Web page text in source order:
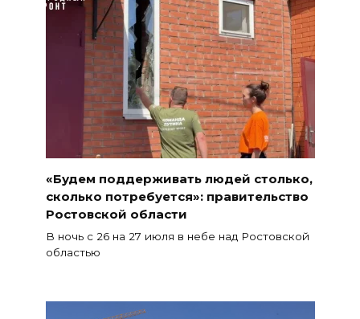
«Будем поддерживать людей столько,
сколько потребуется»: правительство
Ростовской области
В ночь с 26 на 27 июля в небе над Ростовской
областью